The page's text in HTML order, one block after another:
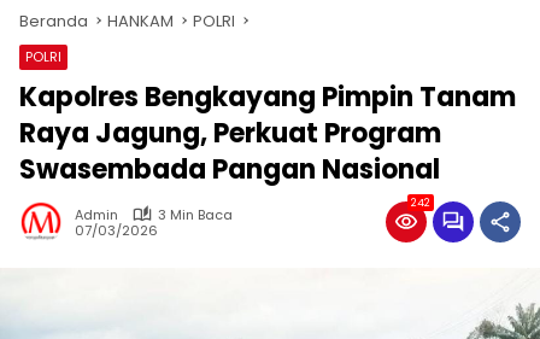
Beranda HANKAM POLRI
POLRI
Kapolres Bengkayang Pimpin Tanam
Raya Jagung, Perkuat Program
Swasembada Pangan Nasional
Admin
3 Min Baca
07/03/2026
242